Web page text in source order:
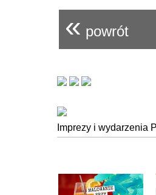
« powrót
Imprezy i wydarzenia